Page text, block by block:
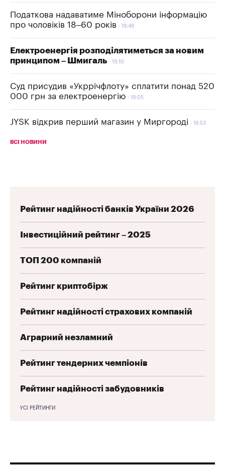
Податкова надаватиме Міноборони інформацію
про чоловіків 18–60 років
19:49
Електроенергія розподілятиметься за новим
принципом – Шмигаль
19:10
Суд присудив «Укррічфлоту» сплатити понад 520
000 грн за електроенергію
19:05
JYSK відкрив перший магазин у Миргороді 18:53
ВСІ НОВИНИ
Рейтинг надійності банків України 2026
Інвестиційний рейтинг – 2025
ТОП 200 компаній
Рейтинг криптобірж
Рейтинг надійності страхових компаній
Аграрний незламний
Рейтинг тендерних чемпіонів
Рейтинг надійності забудовників
УСІ РЕЙТИНГИ